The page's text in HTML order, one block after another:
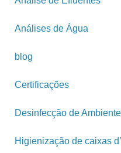
Análises de Água
blog
Certificações
Desinfecção de
Higienização de caixas